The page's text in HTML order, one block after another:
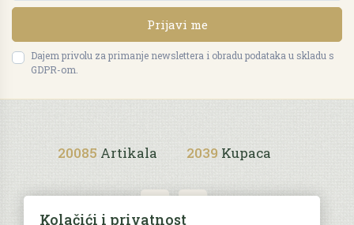
Prijavi me
Dajem privolu za primanje newslettera i obradu podataka u skladu s
GDPR-om.
20085 Artikala 2039 Kupaca
Kolačići i privatnost